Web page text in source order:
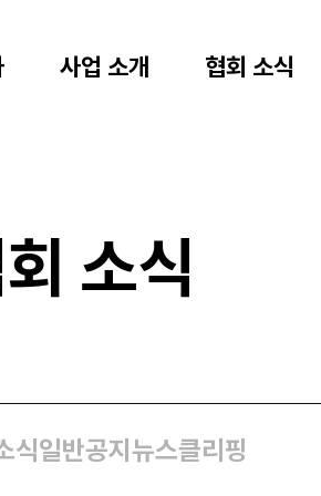
사업 소개 협회 소식
소식
식일반공지 뉴스클리핑